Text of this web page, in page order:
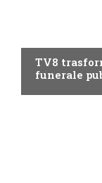
TV8
funerale